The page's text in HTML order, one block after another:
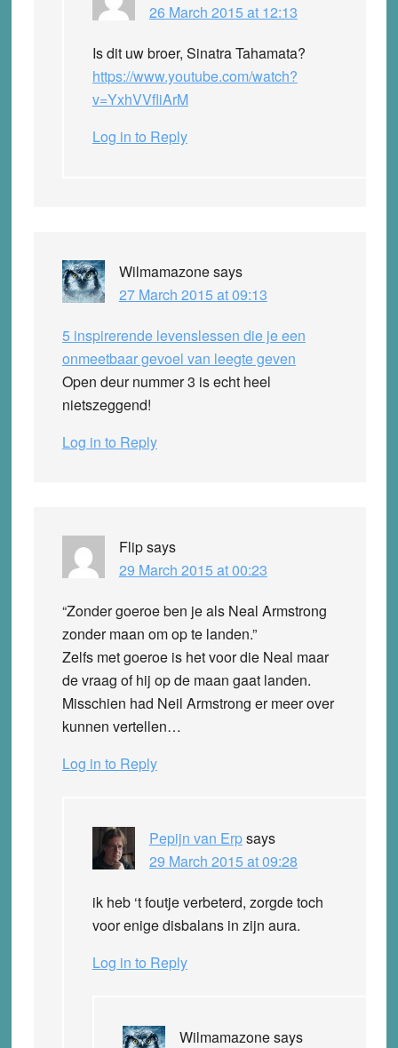
26 March 2015 at 12:13
Is dit uw broer, Sinatra Tahamata?
https://www.youtube.com/watch?
v=YxhVVfliArM
Log in to Reply
Wilmamazonesays
27 March 2015 at 09:13
5 inspirerende levenslessen die je een
onmeetbaar gevoel van leegte geven
Open deur nummer 3 is echt heel
nietszeggend!
Log in to Reply
Flipsays
29 March 2015 at 00:23
“Zonder goeroe ben je als Neal Armstrong
zonder maan om op te landen.”
Zelfs met goeroe is het voor die Neal maar
de vraag of hij op de maan gaat landen.
Misschien had Neil Armstrong er meer over
kunnen vertellen…
Log in to Reply
Pepijn van Erpsays
29 March 2015 at 09:28
ik heb ‘t foutje verbeterd, zorgde toch
voor enige disbalans in zijn aura.
Log in to Reply
Wilmamazonesays